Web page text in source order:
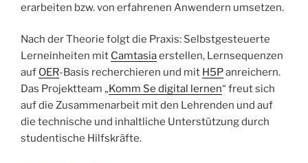
erarbeiten bzw. von erfahrenen Anwendern umsetzen.
Nach der Theorie folgt die Praxis: Selbstgesteuerte
Lerneinheiten mit Camtasiaerstellen, Lernsequenzen
auf OER-Basis recherchieren und mit H5Panreichern.
Das Projektteam „Komm Se digital lernen“ freut sich
auf die Zusammenarbeit mit den Lehrenden und auf
die technische und inhaltliche Unterstützung durch
studentische Hilfskräfte.